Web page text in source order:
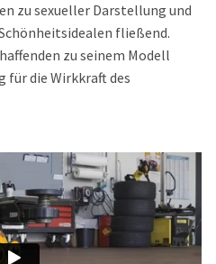
zu sexueller Darstellung und
fließend.
zu seinem Modell
für die Wirkkraft des